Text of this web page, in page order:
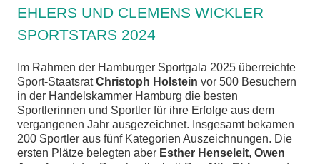
EHLERS UND CLEMENS WICKLER
SPORTSTARS 2024
Im Rahmen der Hamburger Sportgala 2025 überreichte
Sport-StaatsratChristoph Holstein vor 500 Besuchern
in der Handelskammer Hamburg die besten
Sportlerinnen und Sportler für ihre Erfolge aus dem
vergangenen Jahr ausgezeichnet. Insgesamt bekamen
200 Sportler aus fünf Kategorien Auszeichnungen. Die
ersten Plätze belegten aber Esther Henseleit, Owen